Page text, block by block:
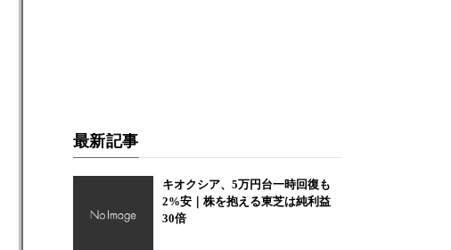
最新記事
キオクシア、5万円台一時回復も
2%安｜株を抱える東芝は純利益
30倍